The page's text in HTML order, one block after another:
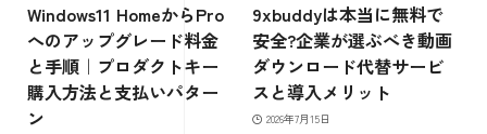
Windows11 HomeからPro
へのアップグレード料金
と手順｜プロダクトキー
購入方法と支払いパター
ン
9xbuddyは本当に無料で
安全?企業が選ぶべき動画
ダウンロード代替サービ
スと導入メリット
2026年7月15日